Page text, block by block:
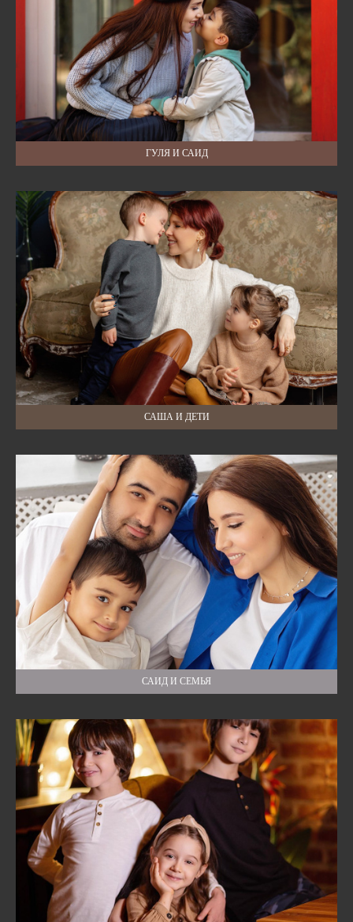
ГУЛЯ И САИД
САША И ДЕТИ
САИД И СЕМЬЯ